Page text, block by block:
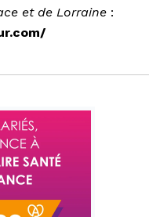
et de Lorraine :